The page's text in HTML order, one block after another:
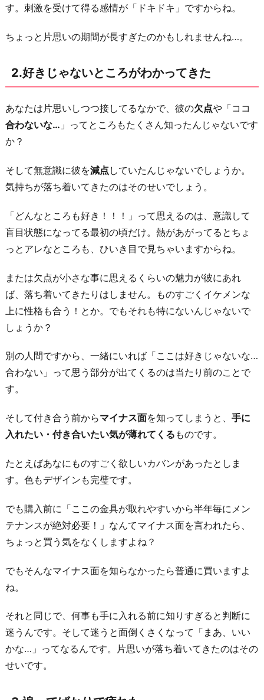
ば
り
疲
た
4.
ド
キ
を
コ
ン
ロ
ー
ル
で
る
よ
な
っ
た
5.
以
外
の
性
見
る
裕
す。刺激を受けて得る感情が「ドキドキ」ですからね。
ちょっと片思いの期間が長すぎたのかもしれませんね…。
2.好きじゃないところがわかってきた
あなたは片思いしつつ接してるなかで、彼の欠点や「ココ
合わないな… 」ってところもたくさん知ったんじゃないです
か？
そして無意識に彼を減点 していたんじゃないでしょうか。
気持ちが落ち着いてきたのはそのせいでしょう。
「どんなところも好き！！！」って思えるのは、意識して
盲目状態になってる最初の頃だけ。熱があがってるとちょ
っとアレなところも、ひいき目で見ちゃいますからね。
または欠点が小さな事に思えるくらいの魅力が彼にあれ
ば、落ち着いてきたりはしません。ものすごくイケメンな
上に性格も合う！とか。でもそれも特にないんじゃないで
しょうか？
別の人間ですから、一緒にいれば「ここは好きじゃないな…
合わない」って思う部分が出てくるのは当たり前のことで
す。
そして付き合う前からマイナス面を知ってしまうと、 手に
入れたい・付き合いたい気が薄れてくる ものです。
たとえばあなにものすごく欲しいカバンがあったとしま
す。色もデザインも完璧です。
でも購入前に「ここの金具が取れやすいから半年毎にメン
テナンスが絶対必要！」なんてマイナス面を言われたら、
ちょっと買う気をなくしますよね？
でもそんなマイナス面を知らなかったら普通に買いますよ
ね。
それと同じで、何事も手に入れる前に知りすぎると判断に
迷うんです。そして迷うと面倒くさくなって「まあ、いい
かな…」ってなるんです。片思いが落ち着いてきたのはその
せいです。